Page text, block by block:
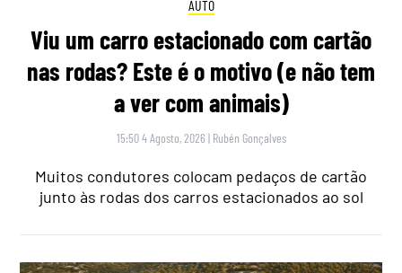
AUTO
Viu um carro estacionado com cartão
nas rodas? Este é o motivo (e não tem
a ver com animais)
15:50 4 Agosto, 2026 | Rubén Gonçalves
Muitos condutores colocam pedaços de cartão
junto às rodas dos carros estacionados ao sol